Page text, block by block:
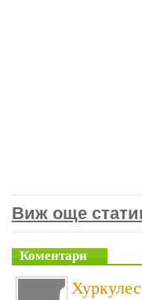
Виж още
Коментари
Хуркулес